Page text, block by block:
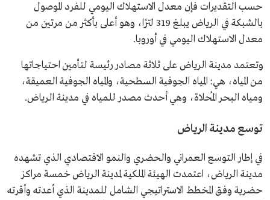
حسب التقديرات فإن معدل الاستهلاك اليومي للفرد الموصول
بالشبكة في الرياض يبلغ 319 لترًا، وهو أعلى بأكثر من مرتين من
معدل الاستهلاك اليومي في أوروبا.
وتعتمد مدينة الرياض على ثلاثة مصادر رئيسة لتأمين احتياجاتها
من المياه، هي: المياه الجوفية السطحية، والمياه الجوفية العميقة،
ومياه البحر المُحلاة، وهي أحدث مصدر للمياه في مدينة الرياض.
توسع مدينة الرياض
في إطار التوسع العمراني والحضري والنمو الاقتصادي الذي تشهده
مدينة الرياض، اعتمدت الهيئة الملكية لمدينة الرياض خمسة مراكز
حضرية وفق المخطط الاستراتيجي الشامل للمدينة الذي أعدته وأقرته